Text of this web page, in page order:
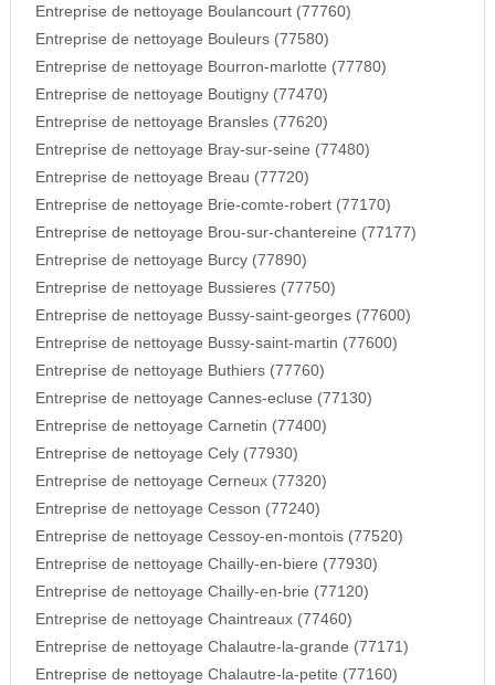
Entreprise de nettoyage Boulancourt (77760)
Entreprise de nettoyage Bouleurs (77580)
Entreprise de nettoyage Bourron-marlotte (77780)
Entreprise de nettoyage Boutigny (77470)
Entreprise de nettoyage Bransles (77620)
Entreprise de nettoyage Bray-sur-seine (77480)
Entreprise de nettoyage Breau (77720)
Entreprise de nettoyage Brie-comte-robert (77170)
Entreprise de nettoyage Brou-sur-chantereine (77177)
Entreprise de nettoyage Burcy (77890)
Entreprise de nettoyage Bussieres (77750)
Entreprise de nettoyage Bussy-saint-georges (77600)
Entreprise de nettoyage Bussy-saint-martin (77600)
Entreprise de nettoyage Buthiers (77760)
Entreprise de nettoyage Cannes-ecluse (77130)
Entreprise de nettoyage Carnetin (77400)
Entreprise de nettoyage Cely (77930)
Entreprise de nettoyage Cerneux (77320)
Entreprise de nettoyage Cesson (77240)
Entreprise de nettoyage Cessoy-en-montois (77520)
Entreprise de nettoyage Chailly-en-biere (77930)
Entreprise de nettoyage Chailly-en-brie (77120)
Entreprise de nettoyage Chaintreaux (77460)
Entreprise de nettoyage Chalautre-la-grande (77171)
Entreprise de nettoyage Chalautre-la-petite (77160)